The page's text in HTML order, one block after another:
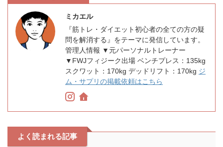
ミカエル
『筋トレ・ダイエット初心者の全ての方の疑
問を解消する』をテーマに発信しています。
管理人情報 ▼元パーソナルトレーナー
▼FWJフィジーク出場 ベンチプレス：135kg
スクワット：170kg デッドリフト：170kg ジ
ム・サプリの掲載依頼はこちら
よく読まれる記事